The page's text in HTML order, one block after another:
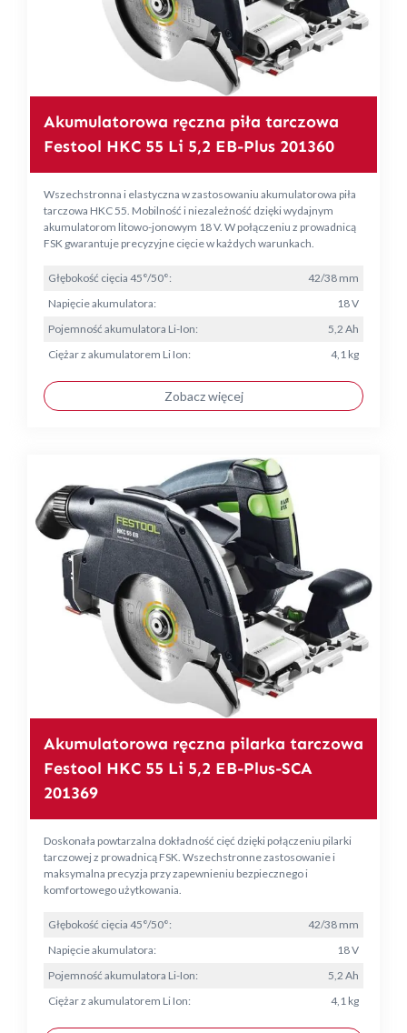
Akumulatorowa ręczna piła tarczowa
Festool HKC 55 Li 5,2 EB-Plus 201360
Wszechstronna i elastyczna w zastosowaniu akumulatorowa piła
tarczowa HKC 55. Mobilność i niezależność dzięki wydajnym
akumulatorom litowo-jonowym 18 V. W połączeniu z prowadnicą
FSK gwarantuje precyzyjne cięcie w każdych warunkach.
Głębokość cięcia 45°/50°:
42/38 mm
Napięcie akumulatora:
18 V
Pojemność akumulatora Li-Ion:
5,2 Ah
Ciężar z akumulatorem Li Ion:
4,1 kg
Zobacz więcej
Akumulatorowa ręczna pilarka tarczowa
Festool HKC 55 Li 5,2 EB-Plus-SCA
201369
Doskonała powtarzalna dokładność cięć dzięki połączeniu pilarki
tarczowej z prowadnicą FSK. Wszechstronne zastosowanie i
maksymalna precyzja przy zapewnieniu bezpiecznego i
komfortowego użytkowania.
Głębokość cięcia 45°/50°:
42/38 mm
Napięcie akumulatora:
18 V
Pojemność akumulatora Li-Ion:
5,2 Ah
Ciężar z akumulatorem Li Ion:
4,1 kg